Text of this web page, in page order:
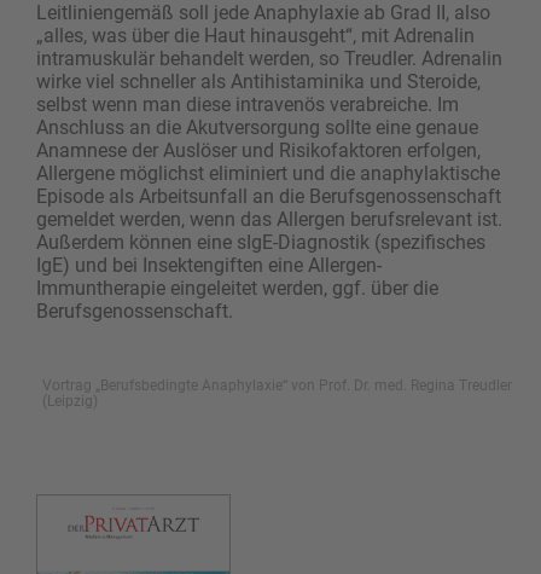
Leitliniengemäß soll jede Anaphylaxie ab Grad II, also
„alles, was über die Haut hinausgeht“, mit Adrenalin
intramuskulär behandelt werden, so Treudler. Adrenalin
wirke viel schneller als Antihistaminika und Steroide,
selbst wenn man diese intravenös verabreiche. Im
Anschluss an die Akutversorgung sollte eine genaue
Anamnese der Auslöser und Risikofaktoren erfolgen,
Allergene möglichst eliminiert und die anaphylaktische
Episode als Arbeitsunfall an die Berufsgenossenschaft
gemeldet werden, wenn das Allergen berufsrelevant ist.
Außerdem können eine sIgE-Diagnostik (spezifisches
IgE) und bei Insektengiften eine Allergen-
Immuntherapie eingeleitet werden, ggf. über die
Berufsgenossenschaft.
Vortrag „Berufsbedingte Anaphylaxie“ von Prof. Dr. med. Regina Treudler
(Leipzig)